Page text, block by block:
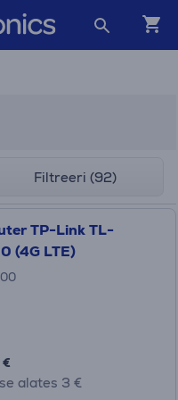
Filtreeri (92)
TP-Link TL-
(4G LTE)
alates 3 €